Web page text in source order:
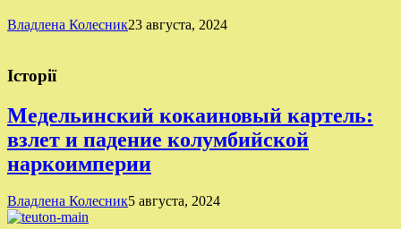
Владлена Колесник23 августа, 2024
Історії
Медельинский кокаиновый картель:
взлет и падение колумбийской
наркоимперии
Владлена Колесник5 августа, 2024